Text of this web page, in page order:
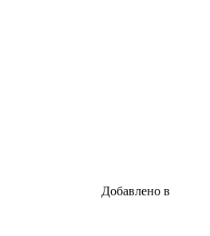
Добавлено в